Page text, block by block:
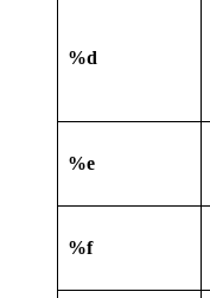
%d
%e
%f